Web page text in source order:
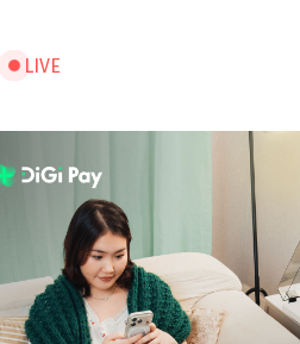
LIVE